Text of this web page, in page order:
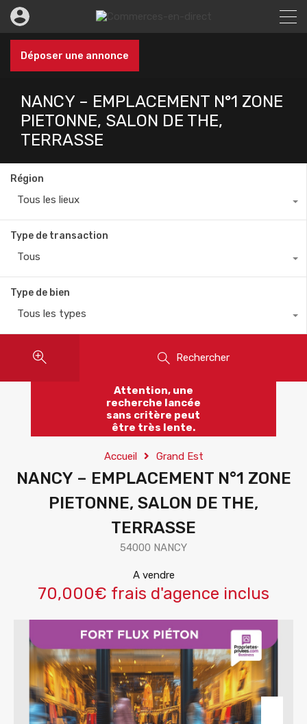
Déposer une annonce
NANCY – EMPLACEMENT N°1 ZONE
PIETONNE, SALON DE THE,
TERRASSE
Région
Tous les lieux
Type de transaction
Tous
Type de bien
Tous les types
Rechercher
Attention, une
recherche lancée
sans critère peut
être très lente.
Accueil Grand Est
NANCY – EMPLACEMENT N°1 ZONE
PIETONNE, SALON DE THE,
TERRASSE
54000 NANCY
A vendre
70,000€ frais d'agence inclus